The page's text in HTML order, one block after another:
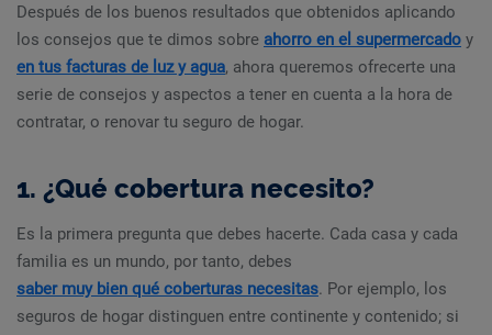
Después de los buenos resultados que obtenidos aplicando
los consejos que te dimos sobre ahorro en el supermercado y
en tus facturas de luz y agua, ahora queremos ofrecerte una
serie de consejos y aspectos a tener en cuenta a la hora de
contratar, o renovar tu seguro de hogar.
1. ¿Qué cobertura necesito?
Es la primera pregunta que debes hacerte. Cada casa y cada
familia es un mundo, por tanto, debes
saber muy bien qué coberturas necesitas. Por ejemplo, los
seguros de hogar distinguen entre continente y contenido; si